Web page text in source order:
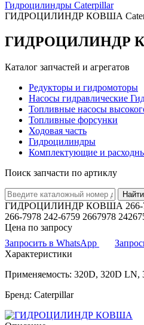
Гидроцилиндры Caterpillar
ГИДРОЦИЛИНДР КОВША
ГИДРОЦИЛИНДР
Каталог запчастей и агрегатов
Редукторы и гидромоторы
Насосы гидравлические
Топливные насосы
Топливные форсунки
Ходовая часть
Гидроцилиндры
Комплектующие и
Поиск запчасти по артиклу
Найти
ГИДРОЦИЛИНДР КОВША 266-7978
266-7978 242-6759 2667978
Цена по запросу
Запросить в WhatsApp
Характеристики
Применяемость: 320D, 320D
Бренд: Caterpillar